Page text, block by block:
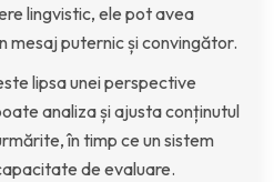
lingvistic, ele pot avea
mesaj puternic și convingător.
lipsa unei perspective
analiza și ajusta conținutul
în timp ce un sistem
de evaluare.